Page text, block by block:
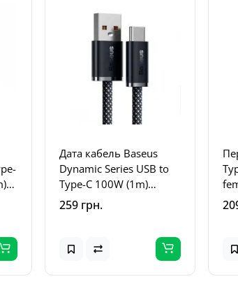
Дата кабель Baseus
Dynamic Series USB to
Type-C 100W (1m)
(CALD000616) Slate Gray
259 грн.